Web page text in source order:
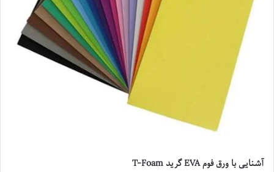
آشنایی با ورق فوم EVA گرید T-Foam